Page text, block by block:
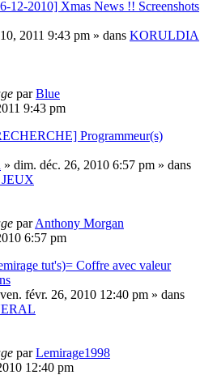
12-2010] Xmas News !! Screenshots
2011 9:43 pm » dans KORULDIA
parBlue
9:43 pm
Programmeur(s)
» dim. déc. 26, 2010 6:57 pm » dans
parAnthony Morgan
6:57 pm
tut's)= Coffre avec valeur
févr. 26, 2010 12:40 pm » dans
parLemirage1998
12:40 pm